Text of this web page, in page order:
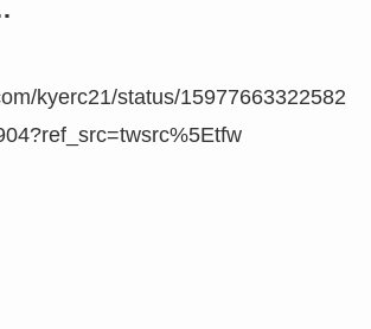
kyerc21/status/15977663322582